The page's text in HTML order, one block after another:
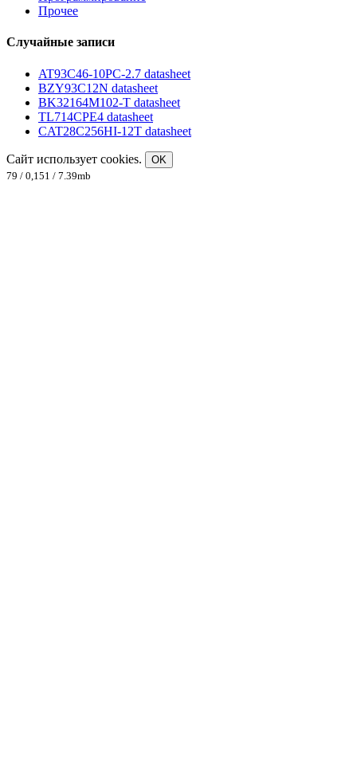
Прочее
Случайные записи
AT93C46-10PC-2.7 datasheet
BZY93C12N datasheet
BK32164M102-T datasheet
TL714CPE4 datasheet
CAT28C256HI-12T datasheet
Сайт использует cookies.
OK
79 / 0,151 / 7.39mb